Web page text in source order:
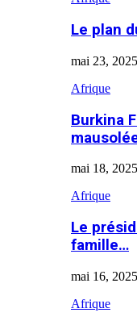
Le plan
mai 23, 2025
Afrique
Burkina
mai 18, 2025
Afrique
Le
famille…
mai 16, 2025
Afrique